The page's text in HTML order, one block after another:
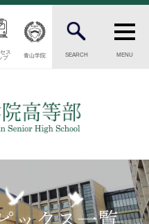
ス
プ
青山学院 SEARCH MENU